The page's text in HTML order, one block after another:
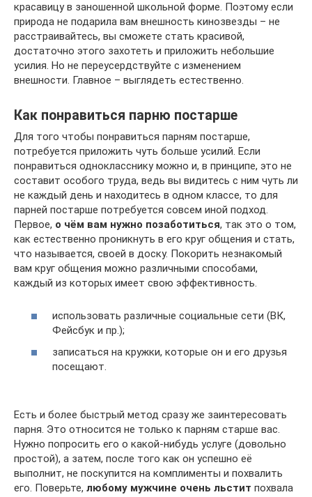
красавицу в заношенной школьной форме. Поэтому если
природа не подарила вам внешность кинозвезды – не
расстраивайтесь, вы сможете стать красивой,
достаточно этого захотеть и приложить небольшие
усилия. Но не переусердствуйте с изменением
внешности. Главное – выглядеть естественно.
Как понравиться парню постарше
Для того чтобы понравиться парням постарше,
потребуется приложить чуть больше усилий. Если
понравиться однокласснику можно и, в принципе, это не
составит особого труда, ведь вы видитесь с ним чуть ли
не каждый день и находитесь в одном классе, то для
парней постарше потребуется совсем иной подход.
Первое, о чём вам нужно позаботиться, так это о том,
как естественно проникнуть в его круг общения и стать,
что называется, своей в доску. Покорить незнакомый
вам круг общения можно различными способами,
каждый из которых имеет свою эффективность.
использовать различные социальные сети (ВК,
Фейсбук и пр.);
записаться на кружки, которые он и его друзья
посещают.
Есть и более быстрый метод сразу же заинтересовать
парня. Это относится не только к парням старше вас.
Нужно попросить его о какой-нибудь услуге (довольно
простой), а затем, после того как он успешно её
выполнит, не поскупится на комплименты и похвалить
его. Поверьте, любому мужчине очень льстит похвала